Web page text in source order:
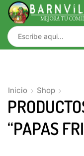
Inicio Shop
“PAPAS